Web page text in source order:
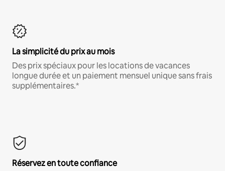
La simplicité du prix au mois
Des prix spéciaux pour les locations de vacances
longue durée et un paiement mensuel unique sans frais
supplémentaires.*
Réservez en toute confiance